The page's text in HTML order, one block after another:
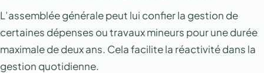
L’assemblée générale peut lui confier la gestion de
certaines dépenses ou travaux mineurs pour une durée
maximale de deux ans. Cela facilite la réactivité dans la
gestion quotidienne.